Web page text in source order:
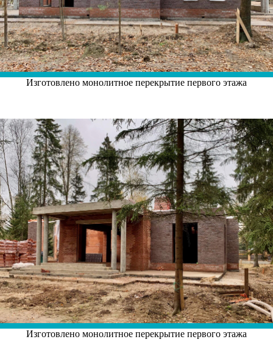
Изготовлено монолитное перекрытие первого этажа
Изготовлено монолитное перекрытие первого этажа